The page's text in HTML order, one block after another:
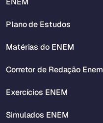
Plano de Estudos
Matérias do ENEM
Corretor de Redação Enem
Exercícios ENEM
Simulados ENEM